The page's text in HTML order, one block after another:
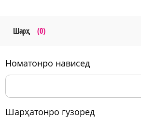
Шарҳ (0)
номатонро нависед
шарҳатонро гузоред